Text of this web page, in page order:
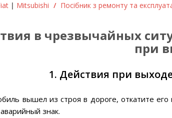
| Mitsubishi / Посібник з ремонту та
в чрезвычайных
при
1. Действия при
вышел из строя в дороге, откатите
знак.